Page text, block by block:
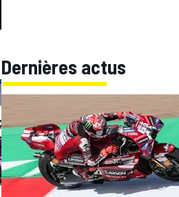
Dernières actus